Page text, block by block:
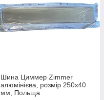
Шина Циммер Zimmer
алюмінієва, розмір 250х40
мм, Польща